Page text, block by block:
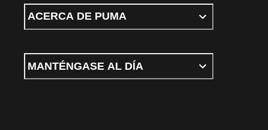
ACERCA DE PUMA
MANTÉNGASE AL DÍA